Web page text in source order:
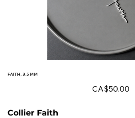
FAITH, 3.5 MM
Price
CA$50.00
Collier Faith